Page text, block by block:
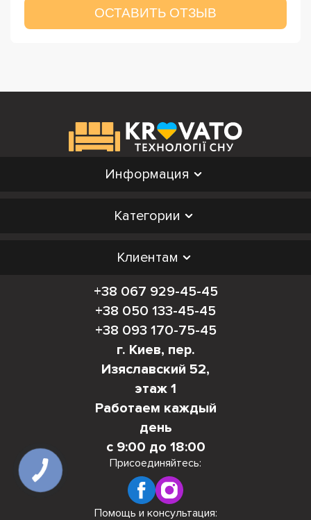
ОСТАВИТЬ ОТЗЫВ
Информация
Категории
Клиентам
+38 067 929-45-45
+38 050 133-45-45
+38 093 170-75-45
г. Киев, пер.
Изяславский 52,
этаж 1
Работаем каждый
день
с 9:00 до 18:00
Присоединяйтесь:
Помощь и консультация: